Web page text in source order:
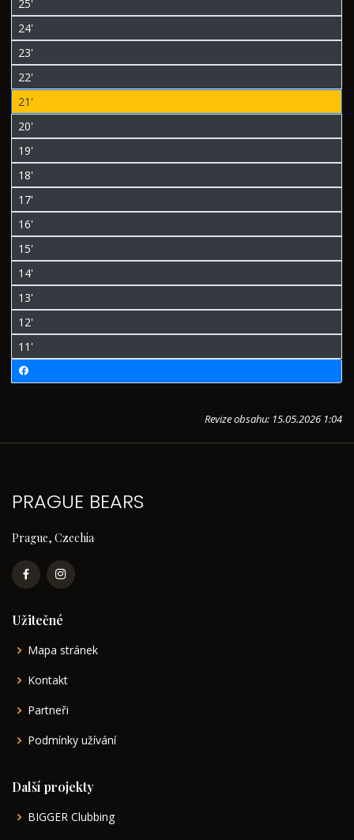
25'
24'
23'
22'
21'
20'
19'
18'
17'
16'
15'
14'
13'
12'
11'
Revize obsahu: 15.05.2026 1:04
PRAGUE BEARS
Prague, Czechia
Užitečné
Mapa stránek
Kontakt
Partneři
Podmínky užívání
Další projekty
BIGGER Clubbing